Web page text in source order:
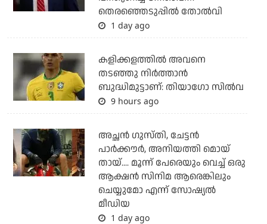
തെരഞ്ഞെടുപ്പില്‍ തോല്‍വി
1 day ago
കളിക്കളത്തില്‍ അവനെ
തടഞ്ഞു നിര്‍ത്താന്‍
ബുദ്ധിമുട്ടാണ്: തിയാഗോ സില്‍വ
9 hours ago
അച്ഛന്‍ ഗുസ്തി, ചേട്ടന്‍
പാര്‍ക്കൗര്‍, അനിയത്തി മൊയ്
തായ്.... മൂന്ന് പേരെയും വെച്ച് ഒരു
ആക്ഷന്‍ സിനിമ ആരെങ്കിലും
ചെയ്യുമോ എന്ന് സോഷ്യല്‍
മീഡിയ
1 day ago